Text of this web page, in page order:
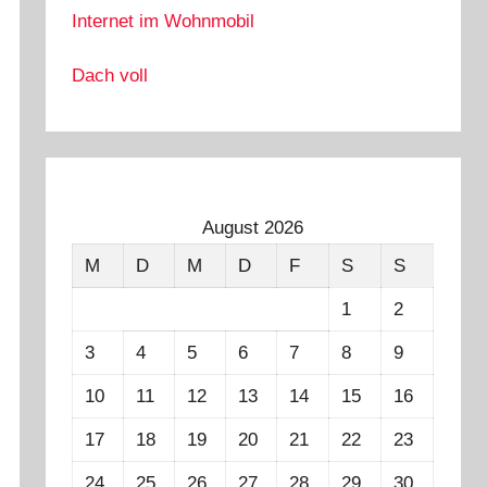
Internet im Wohnmobil
Dach voll
August 2026
M
D M D F S S
1 2
3 4 5 6 7 8 9
10 11 12 13 14 15 16
17 18 19 20 21 22 23